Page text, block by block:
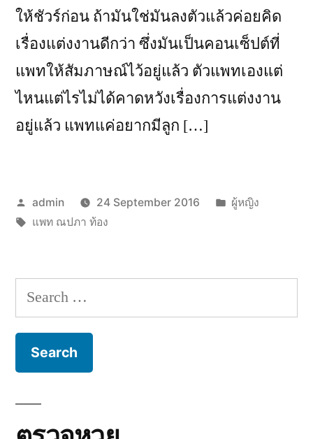
ให้ชัวร์ก่อน ถ้ามันใช่มันลงตัวแล้วค่อยคิด
เรื่องแต่งงานดีกว่า ซึ่งมันเป็นคอนเซ็ปต์ที่
แพทให้สัมภาษณ์ไว้อยู่แล้ว ตัวแพทเองแต่
ไหนแต่ไรไม่ได้คาดหวังเรื่องการแต่งงาน
อยู่แล้ว แพทแค่อยากมีลูก […]
Posted
by
admin 24 September 2016
Posted
ผู้หญิง
Tags:
แพท ณปภา ท้อง
Search
for: